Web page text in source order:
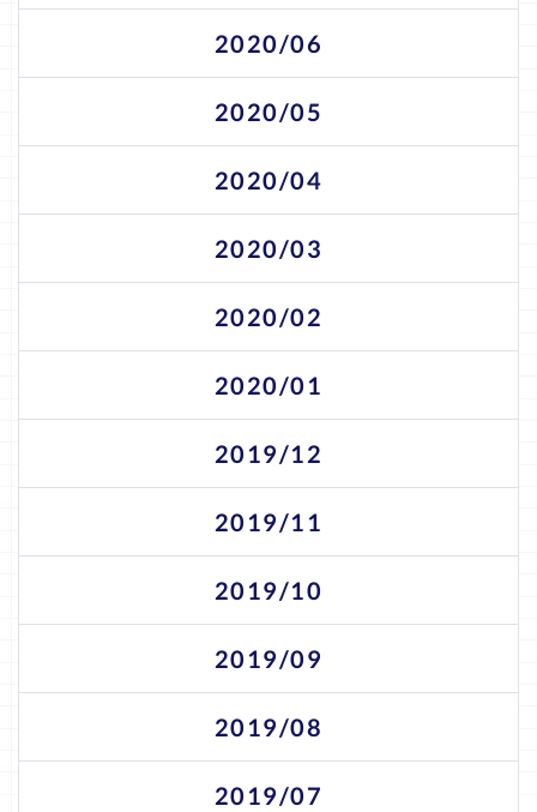
2020/06
2020/05
2020/04
2020/03
2020/02
2020/01
2019/12
2019/11
2019/10
2019/09
2019/08
2019/07